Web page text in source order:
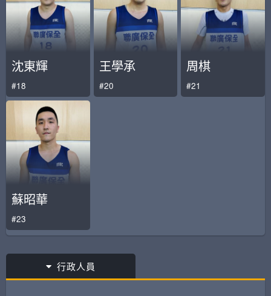
沈東輝
#18
王學承
#20
周棋
#21
蘇昭華
#23
行政人員